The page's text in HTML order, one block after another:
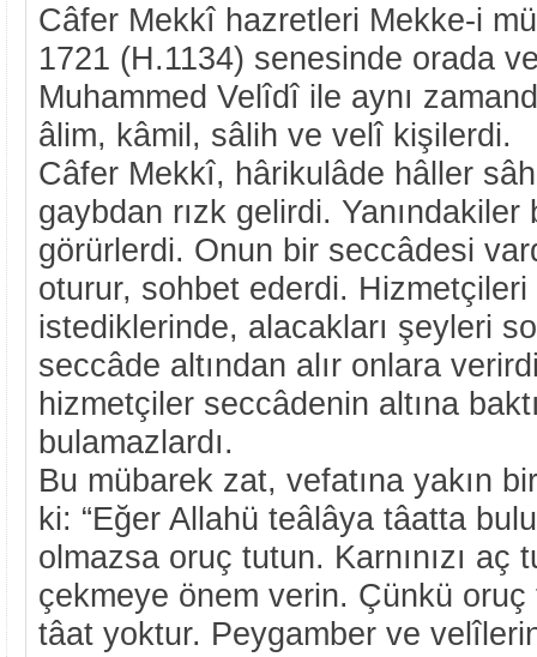
Câfer Mekkî hazretleri Mekke-i
1721 (H.1134) senesinde orada
Muhammed Velîdî ile aynı
âlim, kâmil, sâlih ve velî kişilerdi.
Câfer Mekkî, hârikulâde hâller
gaybdan rızk gelirdi. Yanındakiler
görürlerdi. Onun bir seccâdesi
oturur, sohbet ederdi.
istediklerinde, alacakları şeyleri
seccâde altından alır onlara
hizmetçiler seccâdenin altına
bulamazlardı.
Bu mübarek zat, vefatına yakın
ki: “Eğer Allahü teâlâya tâatta
olmazsa oruç tutun. Karnınızı aç
çekmeye önem verin. Çünkü
tâat yoktur. Peygamber ve